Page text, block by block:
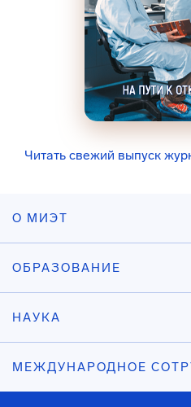
Читать свежий выпуск
О МИЭТ
ОБРАЗОВАНИЕ
НАУКА
МЕЖДУНАРОДНОЕ